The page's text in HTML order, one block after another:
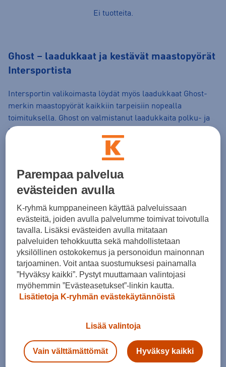
Ei tuotteita.
Ghost – laadukkaat ja kestävät maastopyörät
Intersportista
Intersportin valikoimasta löydät myös laadukkaat Ghost-
merkin maastopyörät kaikkiin tarpeisiin nopealla
toimituksella. Ghost on valmistanut laadukkaita polku- ja
maastopyöriä vuodesta 1993 saakka, kun brändi
perustettiin Baijerissa autotallissa kahden innokkaan
maastopyöräilijän toimesta. Ghost on sittemmin
ammattilaistenkin keskuudessa ja se onkin yksi Saksan
suurimmista polkupyöränvalmistajista. Ghostin
valmistamat pyörät ovat tunnettuja ammattimaisesta
testaamisesta kehitystyön yhteydessä.
Kuinka valitsen oikean maastopyörän?
Intersportin laajasta pyörävalikoimasta löydät myös Ghostin
laadukkaat maastopyörät. Maastopyörät ovat yleensä
kaupunkipyöriä kevyempiä ja sopivat paremmin
vaikeakulkuiseen maastoon. Maastopyörissä on paksut ja
pitoa. Maastopyörissäkin löytyy vaihtelua erilaisiin
hankkiessa kannattaa huomioida millaiseen käyttöön pyörä
tulee. Esimerkiksi jäykkäperäinen maastopyörä ei jousta,
Parempaa palvelua
evästeiden avulla
K-ryhmä kumppaneineen käyttää palveluissaan
evästeitä, joiden avulla palvelumme toimivat toivotulla
tavalla. Lisäksi evästeiden avulla mitataan
palveluiden tehokkuutta sekä mahdollistetaan
yksilöllinen ostokokemus ja personoidun mainonnan
tarjoaminen. Voit antaa suostumuksesi painamalla
”Hyväksy kaikki”. Pystyt muuttamaan valintojasi
myöhemmin ”Evästeasetukset”-linkin kautta.
Lisätietoja K-ryhmän evästekäytännöistä
Lisää valintoja
Vain välttämättömät Hyväksy kaikki